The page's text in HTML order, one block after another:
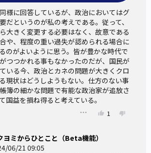
様に回答しているが、政治においてはグ
だというのが私の考えである。従って、
大きく変更する必要はなく、故意である
や、程度の重い過失が認められる場合に
のがよいように思う。皆が豊かな時代で
つつかれる事もなかったのだが、国民が
いる今、政治とカネの問題が大きくクロ
現状はどうしようもない。仕方のない事
簿の細かな問題で有能な政治家が追放さ
国益を損ね得ると考えている。
1
ヨミからひとこと（Beta機能）
06/21 09:05